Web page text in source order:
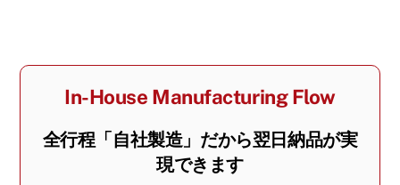
In-House Manufacturing Flow
全行程「自社製造」だから翌日納品が実
現できます